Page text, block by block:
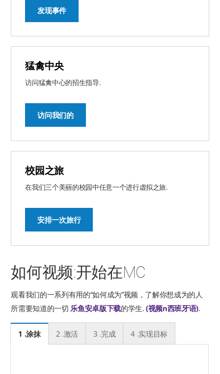
发现事件
猛禽中央
访问猛禽中心的招生指导.
访问我们的
校园之旅
在我们三个美丽的校园中任意一个进行虚拟之旅.
安排一次旅行
如何视频:开始在MC
观看我们的一系列有用的“如何成为”视频，了解你想成为的人
所需要知道的一切乐鱼安卓版下载的学生. (视频n西班牙语).
1 .涂抹 2 .激活 3 .完成 4 .实现目标